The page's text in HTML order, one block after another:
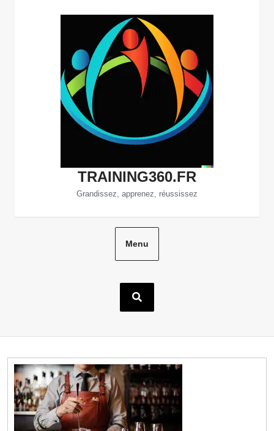
TRAINING360.FR
Grandissez, apprenez, réussissez
Menu